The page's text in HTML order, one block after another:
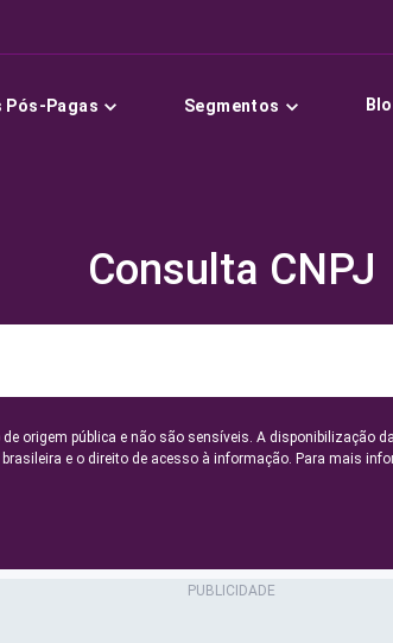
Pós-Pagas Segmentos
Consulta CNPJ
origem pública e não são sensíveis. A disponibilização
brasileira e o direito de acesso à informação. Para mais